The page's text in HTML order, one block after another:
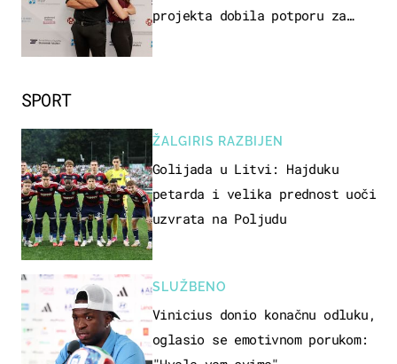
SPORT
ŽALGIRIS RAZBIJEN
Golijada u Litvi: Hajduku
petarda i velika prednost uoči
uzvrata na Poljudu
SLUŽBENO
Vinicius donio konačnu odluku,
oglasio se emotivnom porukom:
projekta dobila potporu za